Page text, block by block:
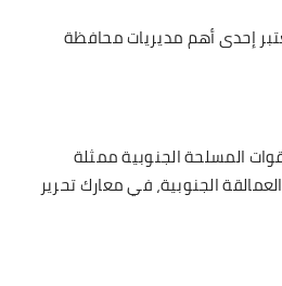
إحدى أهم مديريات محافظة
المسلحة الجنوبية ممثلة
الجنوبية، في معارك تحرير